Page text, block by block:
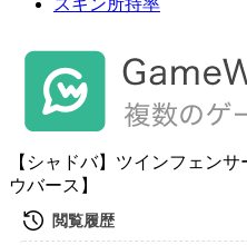
スキン所持率
【シャドバ】ツインフェン
ウバース】